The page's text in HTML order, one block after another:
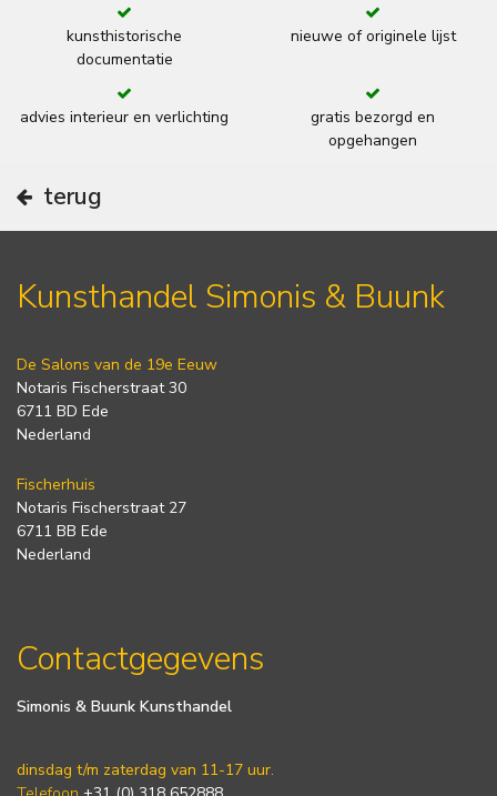
kunsthistorische
documentatie
nieuwe of originele lijst
advies interieur en verlichting
gratis bezorgd en
opgehangen
terug
Kunsthandel Simonis & Buunk
De Salons van de 19e Eeuw
Notaris Fischerstraat 30
6711 BD Ede
Nederland
Fischerhuis
Notaris Fischerstraat 27
6711 BB Ede
Nederland
Contactgegevens
Simonis & Buunk Kunsthandel
dinsdag t/m zaterdag van 11-17 uur.